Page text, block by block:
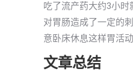
吃了流产药大约3小
对胃肠造成了一定的
意卧床休息这样胃活
文章总结